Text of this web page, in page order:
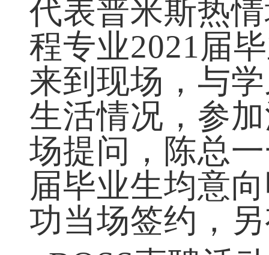
代表普米斯热
程专业2021届
来到现场，与
生活情况，参
场提问，陈总
届毕业生均意
功当场签约，